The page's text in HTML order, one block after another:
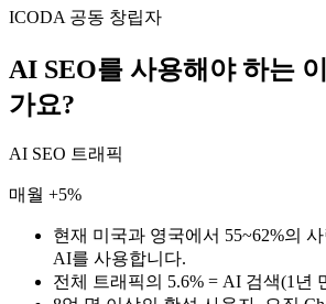
ICODA 공동 창립자
AI SEO를 사용해야 하는
가요?
AI SEO 트래픽
매월 +5%
현재 미국과 영국에서 55~62%의
AI를 사용합니다.
전체 트래픽의 5.6% = AI 검색(1년